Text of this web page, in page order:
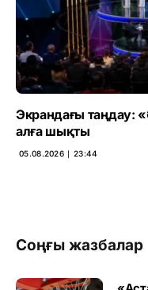
Экрандағы таңдау:
алға шықты
05.08.2026 ∣ 23:44
Соңғы жазбалар